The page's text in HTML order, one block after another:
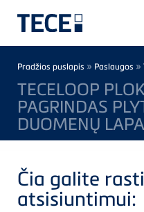
Breadcrumb
Pradžios puslapis » Paslaugos »
TECELOOP
PAGRINDAS
DUOMENŲ
Čia galite
atsisiuntimui: